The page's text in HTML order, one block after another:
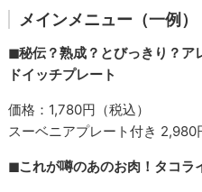
メインメニュー（一例）
◼︎秘伝？熟成？とびっきり？ア
ドイッチプレート
価格：1,780円（税込）
スーベニアプレート付き 2,980
◼︎これが噂のあのお肉！タコラ